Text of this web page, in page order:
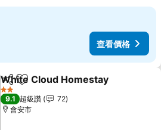
查看價格
分享 加入我的最愛
White Cloud Homestay
2 星級
9.1 超級讚
72
會安市